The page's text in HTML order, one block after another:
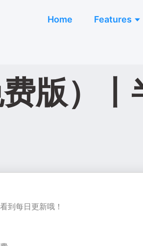
Home Features
版）
到每日更新哦！